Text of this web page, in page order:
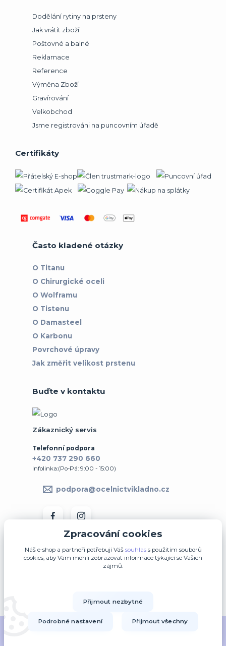
Dodělání rytiny na prsteny
Jak vrátit zboží
Poštovné a balné
Reklamace
Reference
Výměna Zboží
Gravírování
Velkobchod
Jsme registrováni na puncovním úřadě
Certifikáty
Často kladené otázky
O Titanu
O Chirurgické oceli
O Wolframu
O Tistenu
O Damasteel
O Karbonu
Povrchové úpravy
Jak změřit velikost prstenu
Buďte v kontaktu
Zákaznický servis
Telefonní podpora
+420 737 290 660
Infolinka:(Po-Pá: 9:00 - 15:00)
podpora@ocelnictvikladno.cz
Upravit sběr cookies.
Zpracování cookies
Náš e-shop a partneři potřebují Váš souhlass použitím souborů
cookies, aby Vám mohli zobrazovat informace týkající se Vašich
zájmů.
Přijmout nezbytné
Podrobné nastavení Přijmout všechny